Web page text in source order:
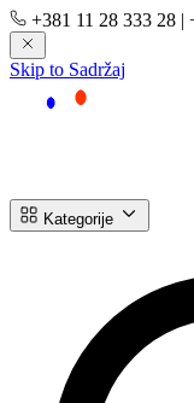
+381 11 28 333 28 |
Skip to Sadržaj
Kategorije